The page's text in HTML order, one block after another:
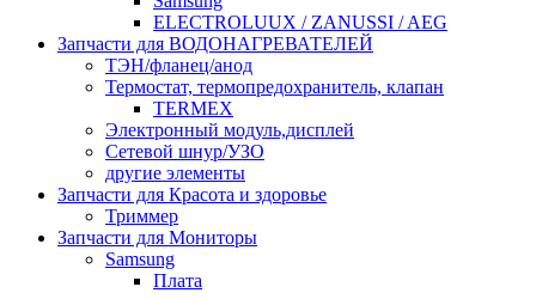
ELECTROLUUX / ZANUSSI / AEG
Запчасти для ВОДОНАГРЕВАТЕЛЕЙ
ТЭН/фланец/анод
Термостат, термопредохранитель, клапан
TERMEX
Электронный модуль,дисплей
Сетевой шнур/УЗО
другие элементы
Запчасти для Красота и здоровье
Триммер
Запчасти для Мониторы
Samsung
Плата